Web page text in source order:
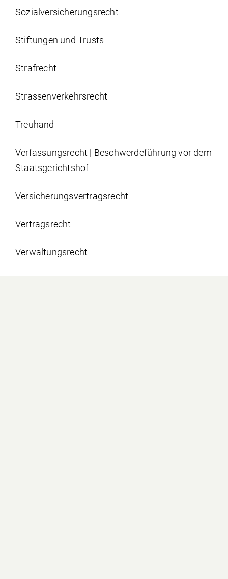
Sozial­versicherungs­recht
Stiftungen und Trusts
Strafrecht
Strassen­verkehrs­recht
Treuhand
Verfassungsrecht | Beschwerdeführung vor dem
Staatsgerichtshof
Versicherungs­vertrags­recht
Vertragsrecht
Verwaltungsrecht